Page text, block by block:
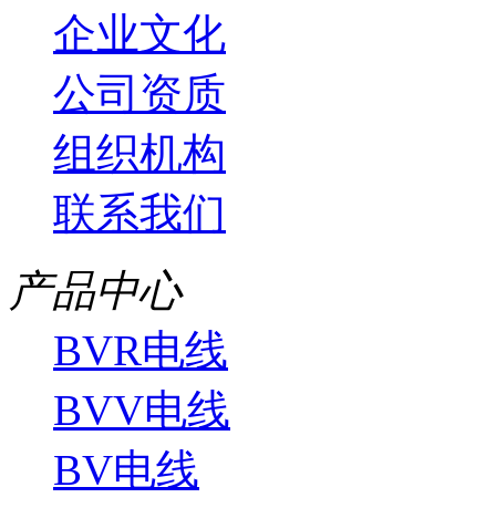
企业文化
公司资质
组织机构
联系我们
产品中心
BVR电线
BVV电线
BV电线